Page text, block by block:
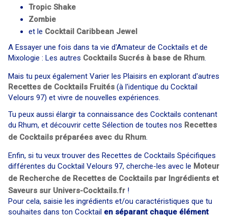
Tropic Shake
Zombie
et le Cocktail Caribbean Jewel
A Essayer une fois dans ta vie d'Amateur de Cocktails et de
Mixologie : Les autres Cocktails Sucrés à base de Rhum.
Mais tu peux également Varier les Plaisirs en explorant d'autres
Recettes de Cocktails Fruités (à l'identique du Cocktail
Velours 97) et vivre de nouvelles expériences.
Tu peux aussi élargir ta connaissance des Cocktails contenant
du Rhum, et découvrir cette Sélection de toutes nos Recettes
de Cocktails préparées avec du Rhum.
Enfin, si tu veux trouver des Recettes de Cocktails Spécifiques
différentes du Cocktail Velours 97, cherche-les avec le Moteur
de Recherche de Recettes de Cocktails par Ingrédients et
Saveurs sur Univers-Cocktails.fr !
Pour cela, saisie les ingrédients et/ou caractéristiques que tu
souhaites dans ton Cocktail en séparant chaque élément